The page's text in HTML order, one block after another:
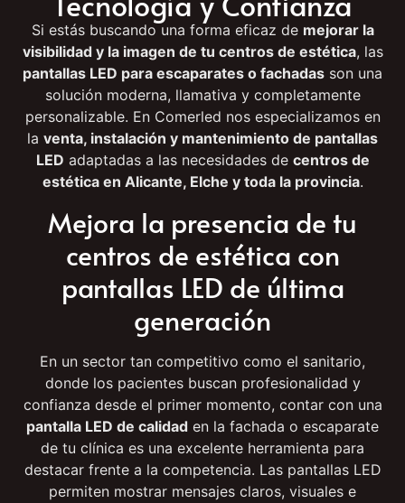
estética – Visibilidad,
Tecnología y Confianza
Si estás buscando una forma eficaz demejorar la
visibilidad y la imagen de tu centros de estética, las
pantallas LED para escaparates o fachadasson una
solución moderna, llamativa y completamente
personalizable. En Comerled nos especializamos en
laventa, instalación y mantenimiento de pantallas
estética en Alicante, Elche y toda la provincia
Mejora la presencia de tu
centros de estética con
pantallas LED de última
generación
En un sector tan competitivo como el sanitario,
donde los pacientes buscan profesionalidad y
confianza desde el primer momento, contar con una
pantalla LED de calidaden la fachada o escaparate
de tu clínica es una excelente herramienta para